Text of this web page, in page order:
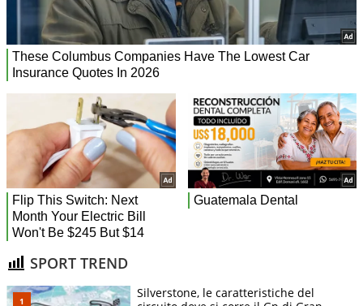
SPORT TREND
Silverstone, le caratteristiche del